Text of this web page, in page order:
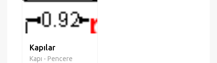
Kapılar
Kapı - Pencere